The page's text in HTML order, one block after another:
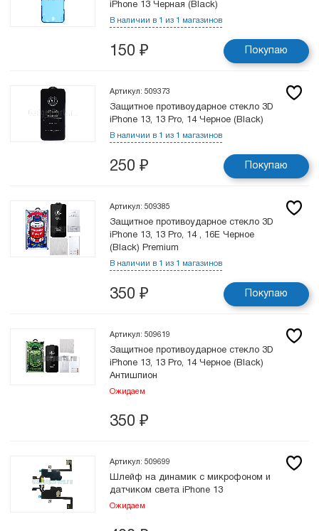
iPhone 13 Черная (Black)
В наличии в 1 из 1 магазинов
150 ₽ Покупаю
Артикул: 509373
Защитное противоударное стекло 3D
iPhone 13, 13 Pro, 14 Черное (Black)
В наличии в 1 из 1 магазинов
250 ₽ Покупаю
Артикул: 509385
Защитное противоударное стекло 3D
iPhone 13, 13 Pro, 14 , 16E Черное
(Black) Premium
В наличии в 1 из 1 магазинов
350 ₽ Покупаю
Артикул: 509619
Защитное противоударное стекло 3D
iPhone 13, 13 Pro, 14 Черное (Black)
Антишпион
Ожидаем
350 ₽
Артикул: 509699
Шлейф на динамик с микрофоном и
датчиком света iPhone 13
Ожидаем